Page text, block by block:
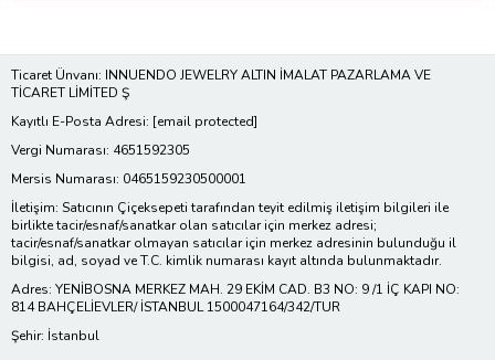
Ticaret Ünvanı: INNUENDO JEWELRY ALTIN İMALAT PAZARLAMA VE
TİCARET LİMİTED Ş
Kayıtlı E-Posta Adresi: [email protected]
Vergi Numarası: 4651592305
Mersis Numarası: 0465159230500001
İletişim: Satıcının Çiçeksepeti tarafından teyit edilmiş iletişim bilgileri ile
birlikte tacir/esnaf/sanatkar olan satıcılar için merkez adresi;
tacir/esnaf/sanatkar olmayan satıcılar için merkez adresinin bulunduğu il
bilgisi, ad, soyad ve T.C. kimlik numarası kayıt altında bulunmaktadır.
Adres: YENİBOSNA MERKEZ MAH. 29 EKİM CAD. B3 NO: 9 /1 İÇ KAPI NO:
814 BAHÇELİEVLER/ İSTANBUL 1500047164/342/TUR
Şehir: İstanbul